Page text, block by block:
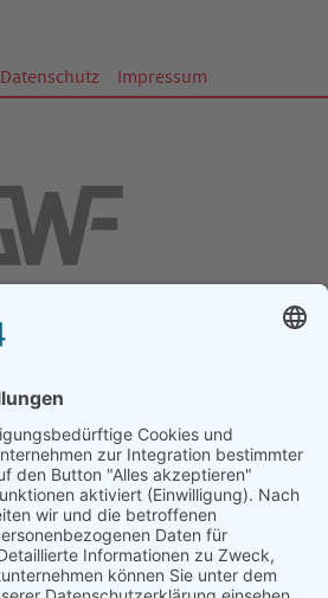
Datenschutz Impressum